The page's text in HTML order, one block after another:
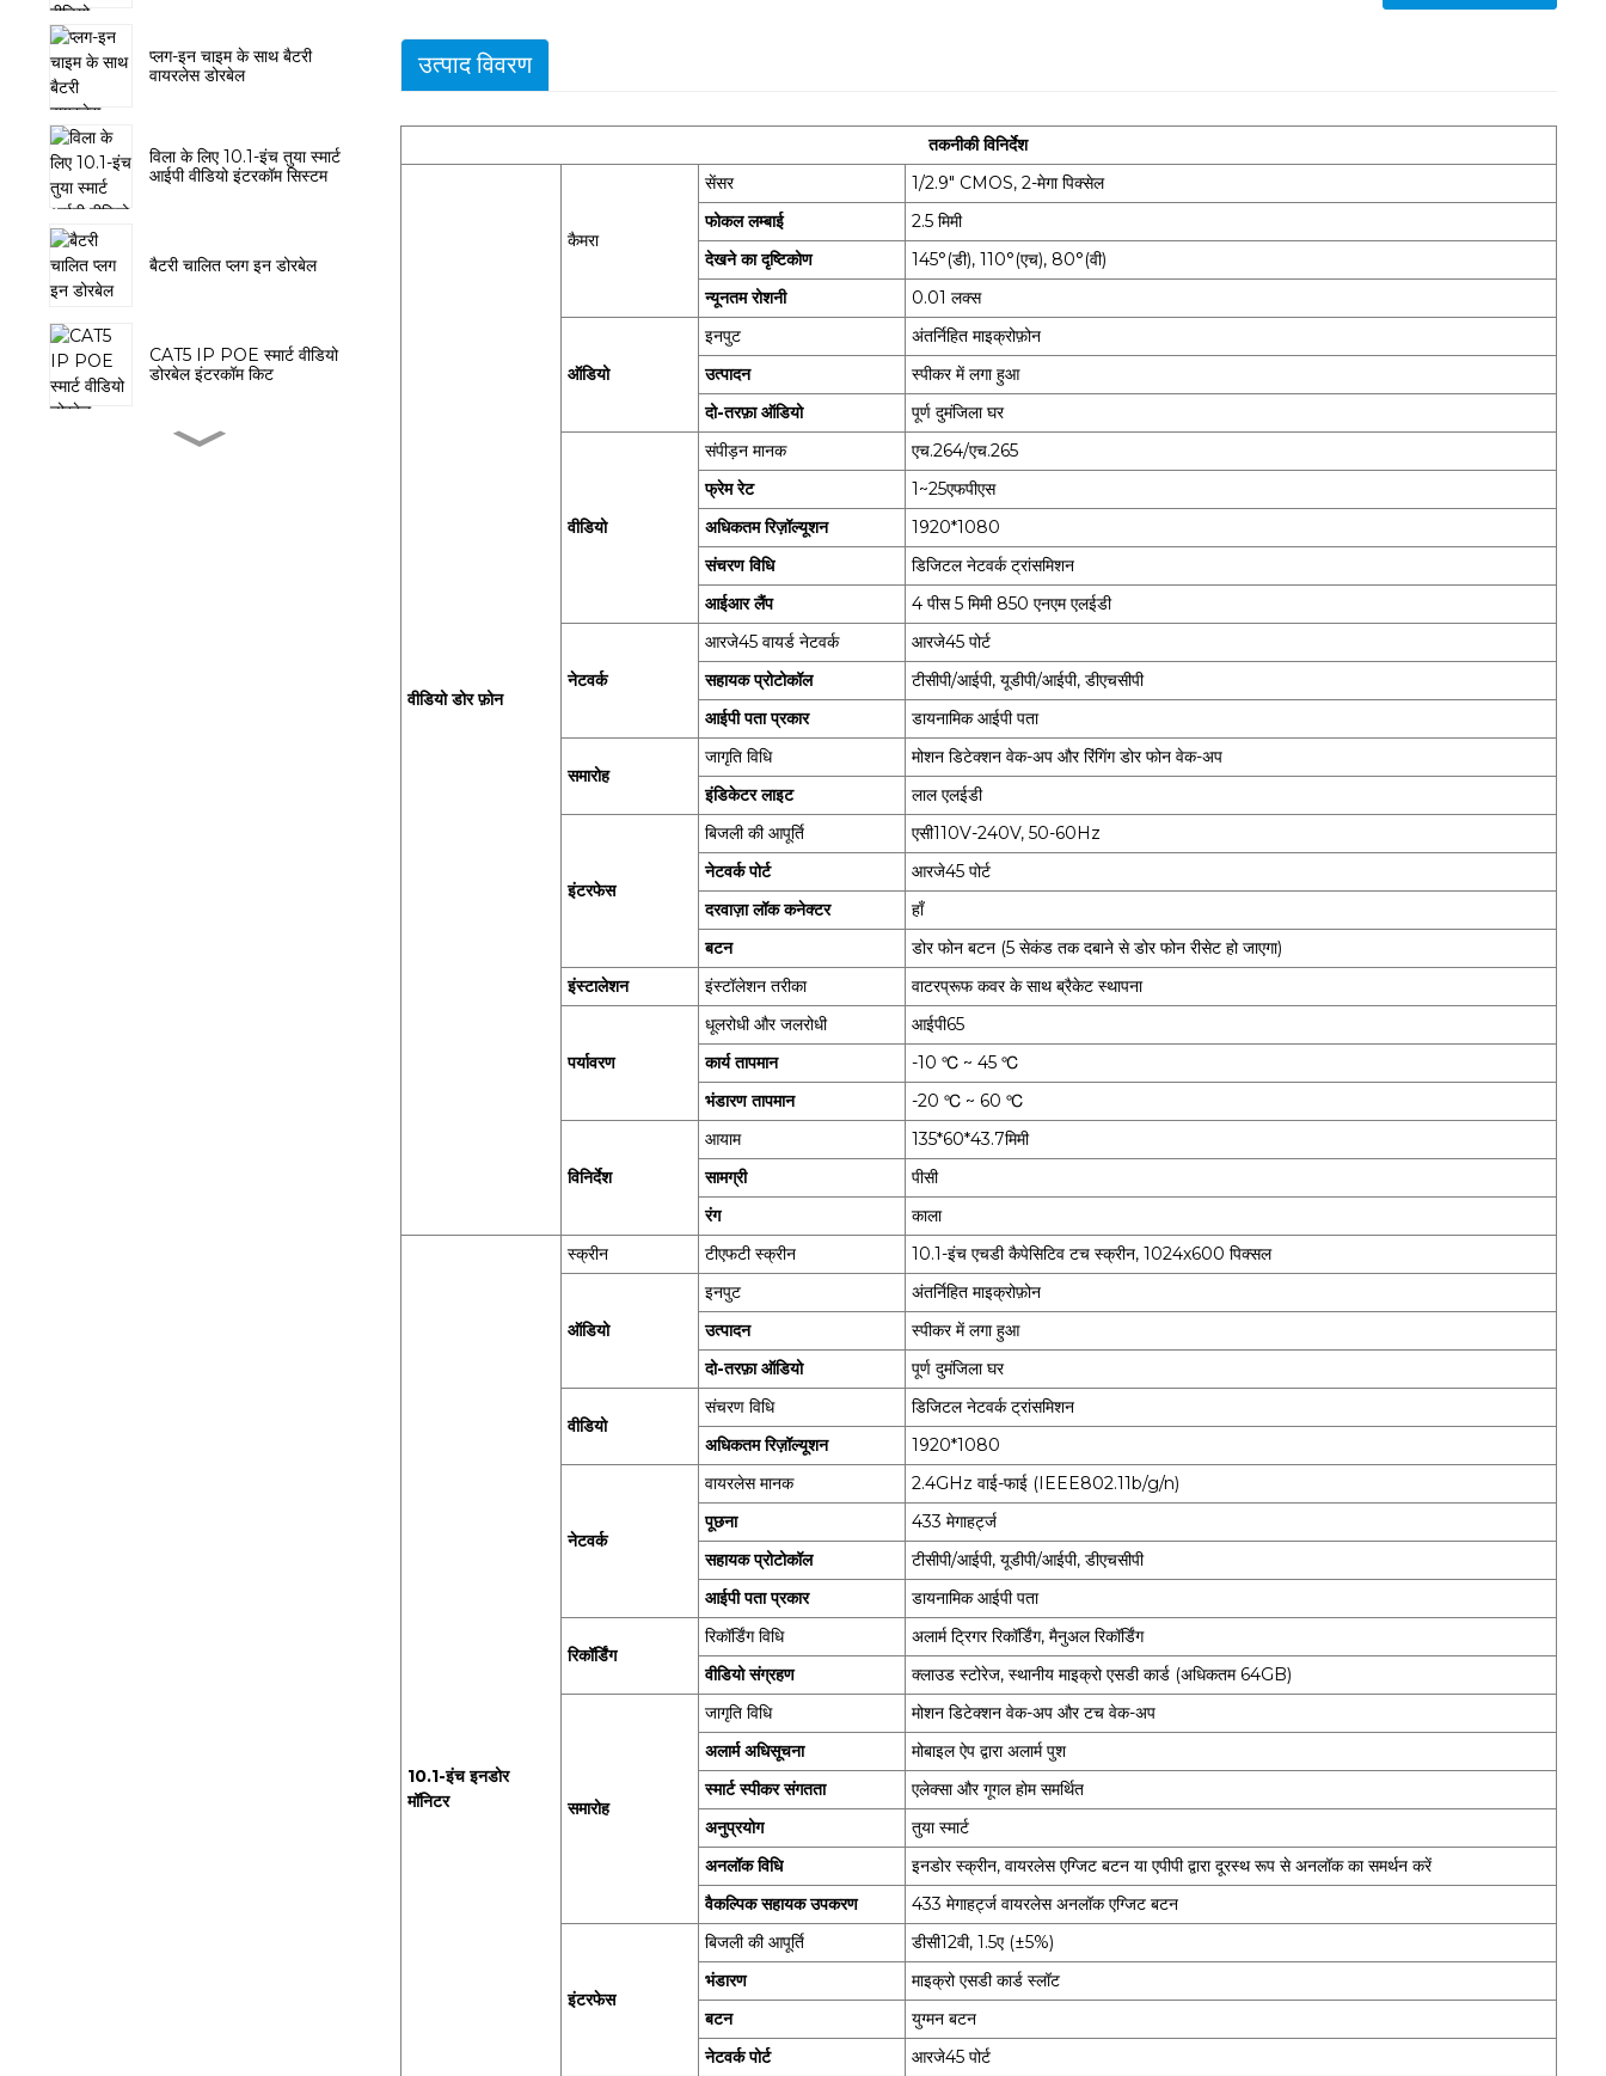
प्लग-इन चाइम के साथ बैटरी
वायरलेस डोरबेल
विला के लिए 10.1-इंच तुया स्मार्ट
आईपी वीडियो इंटरकॉम सिस्टम
बैटरी चालित प्लग इन डोरबेल
CAT5 IP POE स्मार्ट वीडियो
डोरबेल इंटरकॉम किट
उत्पाद विवरण
तकनीकी विनिर्देश
वीडियो डोर फ़ोन
कैमरा
सेंसर
1/2.9" CMOS, 2-मेगा पिक्सेल
फोकल लम्बाई
2.5 मिमी
देखने का दृष्टिकोण
145°(डी), 110°(एच), 80°(वी)
न्यूनतम रोशनी
0.01 लक्स
ऑडियो
इनपुट
अंतर्निहित माइक्रोफ़ोन
उत्पादन
स्पीकर में लगा हुआ
दो-तरफ़ा ऑडियो
पूर्ण दुमंजिला घर
वीडियो
संपीड़न मानक
एच.264/एच.265
फ्रेम रेट
1~25एफपीएस
अधिकतम रिज़ॉल्यूशन
1920*1080
संचरण विधि
डिजिटल नेटवर्क ट्रांसमिशन
आईआर लैंप
4 पीस 5 मिमी 850 एनएम एलईडी
नेटवर्क
आरजे45 वायर्ड नेटवर्क
आरजे45 पोर्ट
सहायक प्रोटोकॉल
टीसीपी/आईपी, यूडीपी/आईपी, डीएचसीपी
आईपी ​​पता प्रकार
डायनामिक आईपी पता
समारोह
जागृति विधि
मोशन डिटेक्शन वेक-अप और रिंगिंग डोर फोन वेक-अप
इंडिकेटर लाइट
लाल एलईडी
इंटरफेस
बिजली की आपूर्ति
एसी110V-240V, 50-60Hz
नेटवर्क पोर्ट
आरजे45 पोर्ट
दरवाज़ा लॉक कनेक्टर
हाँ
बटन
डोर फोन बटन (5 सेकंड तक दबाने से डोर फोन रीसेट हो जाएगा)
इंस्टालेशन
इंस्टॉलेशन तरीका वाटरप्रूफ कवर के साथ ब्रैकेट स्थापना
पर्यावरण
धूलरोधी और जलरोधी
आईपी65
कार्य तापमान
-10 ℃ ~ 45 ℃
भंडारण तापमान
-20 ℃ ~ 60 ℃
विनिर्देश
आयाम
135*60*43.7मिमी
सामग्री
पीसी
रंग
काला
10.1-इंच इनडोर
मॉनिटर
स्क्रीन टीएफटी स्क्रीन 10.1-इंच एचडी कैपेसिटिव टच स्क्रीन, 1024x600 पिक्सल
ऑडियो
इनपुट
अंतर्निहित माइक्रोफ़ोन
उत्पादन
स्पीकर में लगा हुआ
दो-तरफ़ा ऑडियो
पूर्ण दुमंजिला घर
वीडियो
संचरण विधि
डिजिटल नेटवर्क ट्रांसमिशन
अधिकतम रिज़ॉल्यूशन
1920*1080
नेटवर्क
वायरलेस मानक
2.4GHz वाई-फाई (IEEE802.11b/g/n)
पूछना
433 मेगाहर्ट्ज
सहायक प्रोटोकॉल
टीसीपी/आईपी, यूडीपी/आईपी, डीएचसीपी
आईपी ​​पता प्रकार
डायनामिक आईपी पता
रिकॉर्डिंग
रिकॉर्डिंग विधि
अलार्म ट्रिगर रिकॉर्डिंग, मैनुअल रिकॉर्डिंग
वीडियो संग्रहण
क्लाउड स्टोरेज, स्थानीय माइक्रो एसडी कार्ड (अधिकतम 64GB)
समारोह
जागृति विधि
मोशन डिटेक्शन वेक-अप और टच वेक-अप
अलार्म अधिसूचना
मोबाइल ऐप द्वारा अलार्म पुश
स्मार्ट स्पीकर संगतता
एलेक्सा और गूगल होम समर्थित
अनुप्रयोग
तुया स्मार्ट
अनलॉक विधि
इनडोर स्क्रीन, वायरलेस एग्जिट बटन या एपीपी द्वारा दूरस्थ रूप से अनलॉक का समर्थन करें
वैकल्पिक सहायक उपकरण
433 मेगाहर्ट्ज वायरलेस अनलॉक एग्जिट बटन
इंटरफेस
बिजली की आपूर्ति
डीसी12वी, 1.5ए (±5%)
भंडारण
माइक्रो एसडी कार्ड स्लॉट
बटन
युग्मन बटन
नेटवर्क पोर्ट
आरजे45 पोर्ट